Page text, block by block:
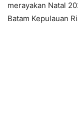
merayakan Natal
Batam Kepulauan